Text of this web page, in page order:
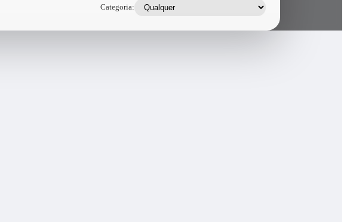
Categoria: